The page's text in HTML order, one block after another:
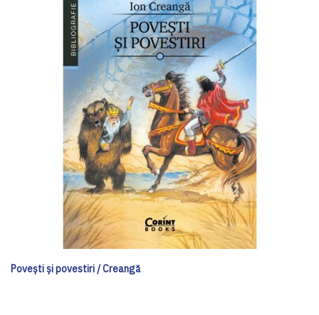
Poveşti şi povestiri / Creangă